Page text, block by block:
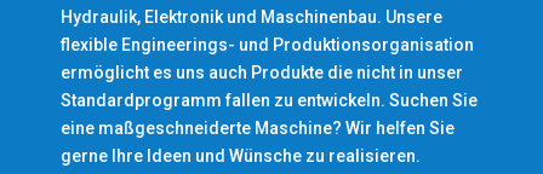
Hydraulik, Elektronik und Maschinenbau. Unsere
flexible Engineerings- und Produktionsorganisation
ermöglicht es uns auch Produkte die nicht in unser
Standardprogramm fallen zu entwickeln. Suchen Sie
eine maßgeschneiderte Maschine? Wir helfen Sie
gerne Ihre Ideen und Wünsche zu realisieren.